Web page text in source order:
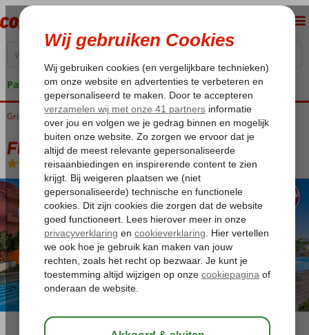
Pakketgarantie
Home
Griekenland Kreta Chersonissos Fly & Go Theodora Boutique Hotel
Fly & Go Theodora Boutique Hotel
Logies en ontbijt -Hotel